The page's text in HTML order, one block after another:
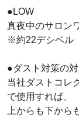
●LOW
真夜中のサロン
※約22デシベル
●ダスト対策の
当社ダストコレ
で使用すれば、
上からも下から